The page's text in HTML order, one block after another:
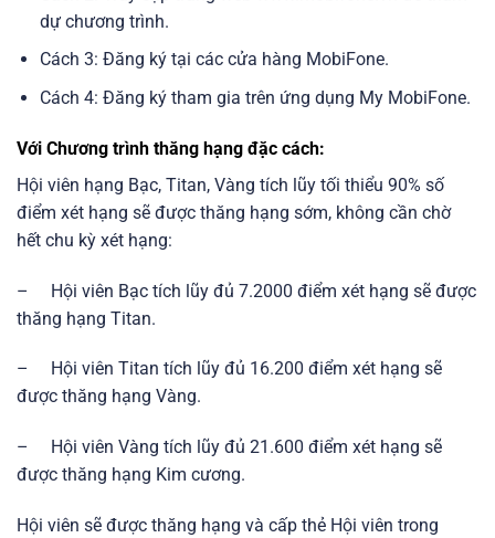
dự chương trình.
Cách 3: Đăng ký tại các cửa hàng MobiFone.
Cách 4: Đăng ký tham gia trên ứng dụng My MobiFone.
Với Chương trình thăng hạng đặc cách:
Hội viên hạng Bạc, Titan, Vàng tích lũy tối thiểu 90% số
điểm xét hạng sẽ được thăng hạng sớm, không cần chờ
hết chu kỳ xét hạng:
– Hội viên Bạc tích lũy đủ 7.2000 điểm xét hạng sẽ được
thăng hạng Titan.
– Hội viên Titan tích lũy đủ 16.200 điểm xét hạng sẽ
được thăng hạng Vàng.
– Hội viên Vàng tích lũy đủ 21.600 điểm xét hạng sẽ
được thăng hạng Kim cương.
Hội viên sẽ được thăng hạng và cấp thẻ Hội viên trong